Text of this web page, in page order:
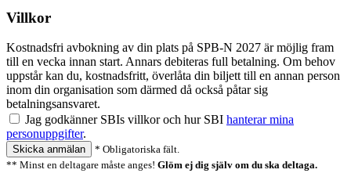
Villkor
Kostnadsfri avbokning av din plats på SPB-N 2027 är möjlig fram
till en vecka innan start. Annars debiteras full betalning. Om behov
uppstår kan du, kostnadsfritt, överlåta din biljett till en annan person
inom din organisation som därmed då också påtar sig
betalningsansvaret.
Jag godkänner SBIs villkor och hur SBI hanterar mina
personuppgifter.
Skicka anmälan
* Obligatoriska fält.
** Minst en deltagare måste anges! Glöm ej dig själv om du ska deltaga.